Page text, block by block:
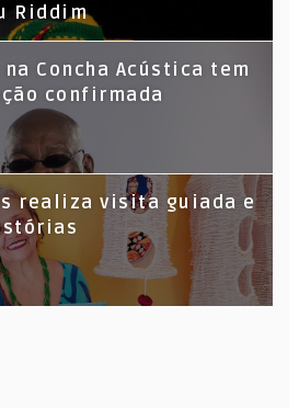
Riddim
na Concha Acústica tem
confirmada
realiza visita guiada e